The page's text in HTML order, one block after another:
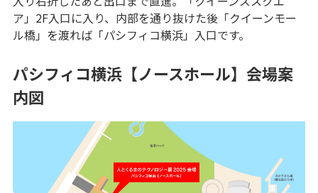
ア」2F入口に入り、内部を通り抜けた後「クイーンモー
ル橋」を渡れば「パシフィコ横浜」入口です。
パシフィコ横浜【ノースホール】会場案
内図